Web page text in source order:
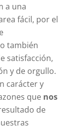
a una
fácil, por el
también
satisfacción,
y de orgullo.
carácter y
que nos
de